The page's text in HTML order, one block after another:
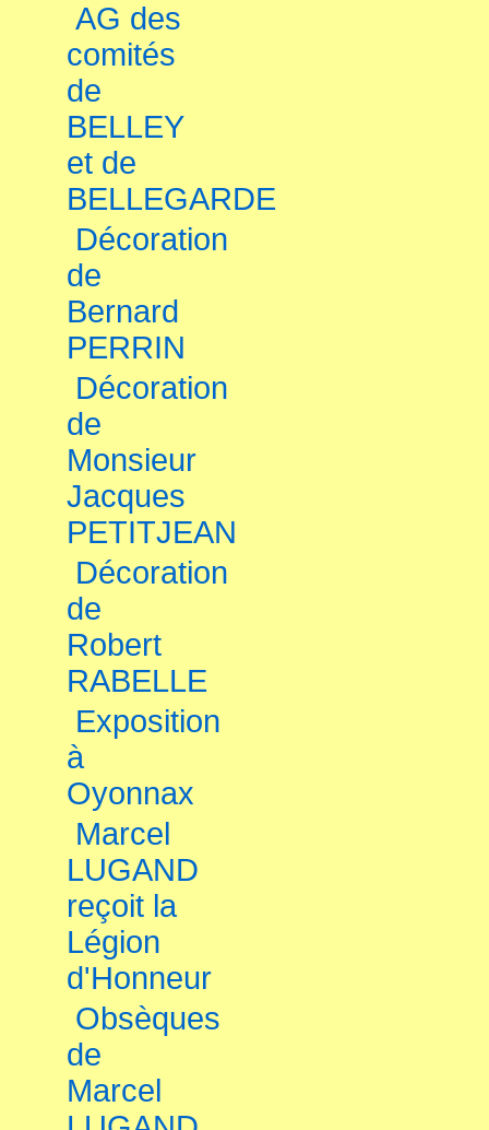
AG des
comités
de
BELLEY
et de
BELLEGARDE
Décoration
de
Bernard
PERRIN
Décoration
de
Monsieur
Jacques
PETITJEAN
Décoration
de
Robert
RABELLE
Exposition
à
Oyonnax
Marcel
LUGAND
reçoit la
Légion
d'Honneur
Obsèques
de
Marcel